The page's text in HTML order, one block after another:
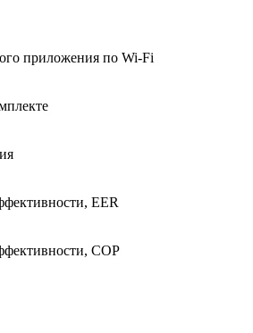
приложения по Wi-Fi
EER
COP